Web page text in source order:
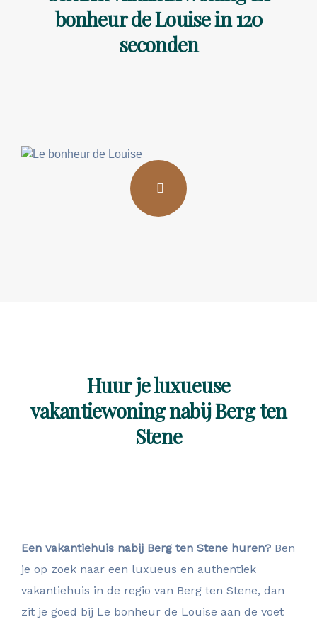
bonheur de Louise in 120
seconden
Huur je luxueuse
vakantiewoning nabij Berg ten
Stene
Een vakantiehuis nabij Berg ten Stene huren? Ben
je op zoek naar een luxueus en authentiek
vakantiehuis in de regio van Berg ten Stene, dan
zit je goed bij Le bonheur de Louise aan de voet